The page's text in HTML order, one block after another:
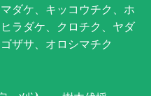
ダケ、キッコウチク、ホ
ラダケ、クロチク、ヤダ
ザサ、オロシマチク